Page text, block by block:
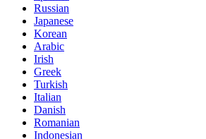
Russian
Japanese
Korean
Arabic
Irish
Greek
Turkish
Italian
Danish
Romanian
Indonesian